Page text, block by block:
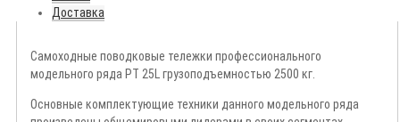
Доставка
Самоходные поводковые тележки профессионального
модельного ряда PT 25L грузоподъемностью 2500 кг.
Основные комплектующие техники данного модельного ряда